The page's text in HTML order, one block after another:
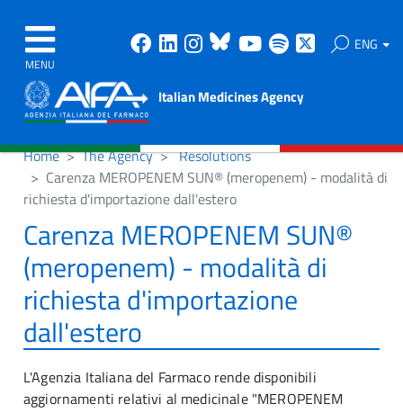
MENU
Facebook
Linkedin
Instagram
Bluesky
Youtube
Spotify ENG
Italian Medicines Agency
Home The Agency
Resolutions
Carenza MEROPENEM SUN® (meropenem) - modalità di
richiesta d'importazione dall'estero
Carenza MEROPENEM SUN®
(meropenem) - modalità di
richiesta d'importazione
dall'estero
L'Agenzia Italiana del Farmaco rende disponibili
aggiornamenti relativi al medicinale "MEROPENEM